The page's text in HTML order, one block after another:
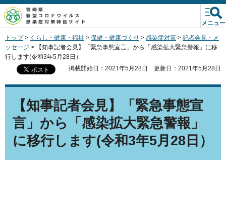
宮崎県新型コロナウイルス
感染症対策特設サイト
メニュー
トップ> くらし・健康・福祉 > 保健・健康づくり > 感染症対策 > 記者会見・メ
ッセージ > 【知事記者会見】「緊急事態宣言」から「感染拡大緊急警報」に移
行します(令和3年5月28日）
掲載開始日：2021年5月28日
更新日：2021年5月28日
【知事記者会見】「緊急事態宣
言」から「感染拡大緊急警報」
に移行します(令和3年5月28日）